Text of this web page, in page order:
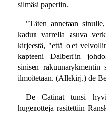
silmäsi paperiin.
"Täten annetaan
kadun varrella asuva
kirjeestä, "että olet
kapteeni Dalbert'in
sinisen rakuunarykmentin
ilmoitetaan. (Allekirj.) de
De Catinat tunsi
hugenotteja rasitettiin